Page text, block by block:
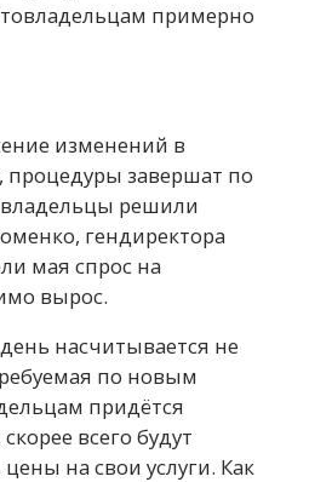
примерно
изменений в
завершат по
решили
гендиректора
мая спрос на
вырос.
насчитывается не
по новым
придётся
всего будут
на свои услуги. Как